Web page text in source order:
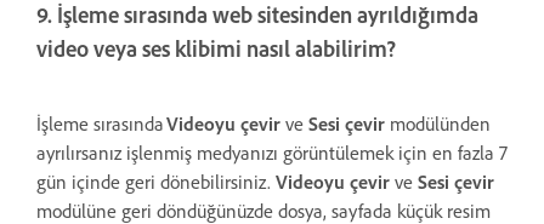
9. İşleme sırasında web sitesinden ayrıldığımda
video veya ses klibimi nasıl alabilirim?
İşleme sırasındaVideoyu çevir ve Sesi çevir modülünden
ayrılırsanız işlenmiş medyanızı görüntülemek için en fazla 7
gün içinde geri dönebilirsiniz. Videoyu çevir ve Sesi çevir
modülüne geri döndüğünüzde dosya, sayfada küçük resim